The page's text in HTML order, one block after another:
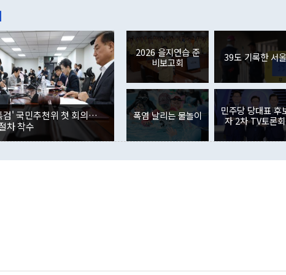
이 9월 러시아 블라디보스토크에서 열리는 '동방
며 "정부 차원에서 (참석을) 검토하고 있다"고 발
은 "그것은 외교부의 몫"이라며 "아직 거기까지
잘랐다. 정 장관이 이날 소개한 대북 구상과 설명
않았다는 점에서 문제가 있다. 특히 주적 표현 대
사합의 복원, 4자회담 추진 등은 통일부 장관이
권이라는 지적이 나오고 있다. 이 대통령은 정 장
뒤 "여기 업무보고에 발표했다고 승인난 건 아니
부의 한 소식통은 "정 장관의 발언 내용은 대부분
를 거쳐 결정된 사안이 아닌 정 장관의 개인적 생
련 부처 장관이 정부의 공식 정책이 아닌 사안을
하고 대통령의 면전에서 '국군통수권자가 나서야
였던 올해 3월(369억9000만달러)을 넘어선 것이
인의 해외투자가 80억1000만달러, 외국인의 국내
각각 증가했다. 증권투자에서는 외국인의 국내 주
국인의 국내 주식 투자는 차익실현 매도 등의 영
감소하며 전월(-310억5000만달러)에 이어 역대
경신했다. 외국인의 국내 채권투자는 세계국채지
분기 말 만기도래 영향으로 증가 폭이 줄어든 52
다. 내국인의 해외 증권투자는 주식을 중심으로
다. eoyn2@newspim.com
검' 국민추천위 첫 회의…
차 착수
2026 을지연습 준
비보고회
39도 기록한 서울
폭염 날리는 물놀이
민주당 당대표 후
자 2차 TV토론회